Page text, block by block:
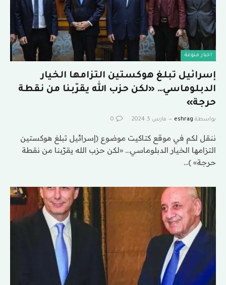
اخبار منوعة
إسرائيل تبلغ هوكستين التزامها الخيار
الدبلوماسي… «لكن حزب الله يقرّبنا من نقطة
حرجة»
بواسطة eshrag مارس 5, 2024 0
ننقل لكم في موقع كتاكيت موضوع (إسرائيل تبلغ هوكستين
التزامها الخيار الدبلوماسي… «لكن حزب الله يقرّبنا من نقطة
حرجة» )…